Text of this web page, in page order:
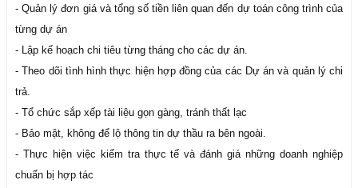
- Quản lý đơn giá và tổng số tiền liên quan đến dự toán công trình của
từng dự án
- Lập kế hoạch chi tiêu từng tháng cho các dự án.
- Theo dõi tình hình thực hiện hợp đồng của các Dự án và quản lý chi
trả.
- Tổ chức sắp xếp tài liệu gọn gàng, tránh thất lạc
- Bảo mật, không để lộ thông tin dự thầu ra bên ngoài.
- Thực hiện việc kiểm tra thực tế và đánh giá những doanh nghiệp
chuẩn bị hợp tác